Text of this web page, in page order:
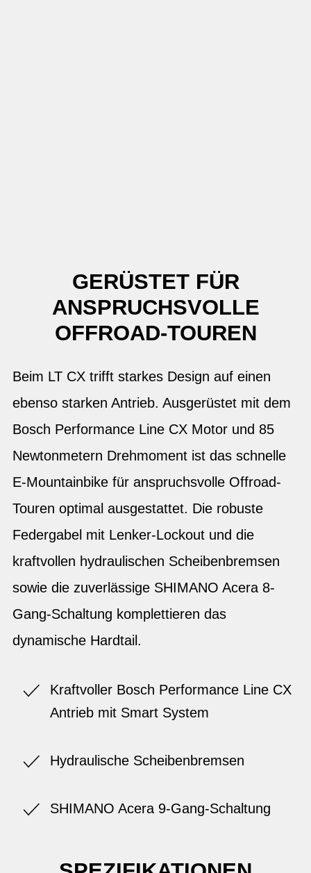
GERÜSTET FÜR
ANSPRUCHSVOLLE
OFFROAD-TOUREN
Beim LT CX trifft starkes Design auf einen
ebenso starken Antrieb. Ausgerüstet mit dem
Bosch Performance Line CX Motor und 85
Newtonmetern Drehmoment ist das schnelle
E-Mountainbike für anspruchsvolle Offroad-
Touren optimal ausgestattet. Die robuste
Federgabel mit Lenker-Lockout und die
kraftvollen hydraulischen Scheibenbremsen
sowie die zuverlässige SHIMANO Acera 8-
Gang-Schaltung komplettieren das
dynamische Hardtail.
Kraftvoller Bosch Performance Line CX
Antrieb mit Smart System
Hydraulische Scheibenbremsen
SHIMANO Acera 9-Gang-Schaltung